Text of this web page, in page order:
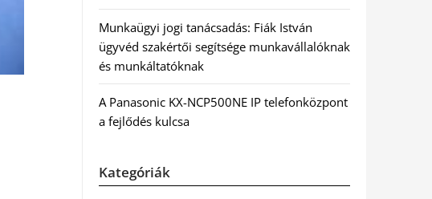
Munkaügyi jogi tanácsadás: Fiák István
ügyvéd szakértői segítsége munkavállalóknak
és munkáltatóknak
A Panasonic KX-NCP500NE IP telefonközpont
a fejlődés kulcsa
Kategóriák